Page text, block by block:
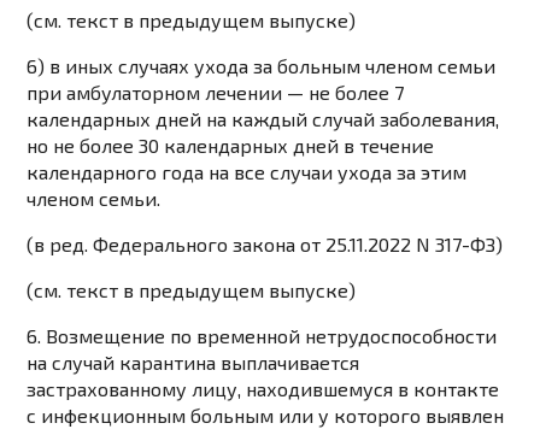
(см. текст в предыдущем выпуске)
6) в иных случаях ухода за больным членом семьи
при амбулаторном лечении — не более 7
календарных дней на каждый случай заболевания,
но не более 30 календарных дней в течение
календарного года на все случаи ухода за этим
членом семьи.
(в ред. Федерального закона от 25.11.2022 N 317-ФЗ)
(см. текст в предыдущем выпуске)
6. Возмещение по временной нетрудоспособности
на случай карантина выплачивается
застрахованному лицу, находившемуся в контакте
с инфекционным больным или у которого выявлен